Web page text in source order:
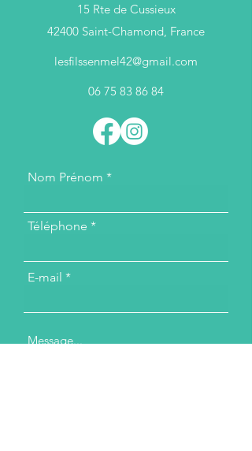
15 Rte de Cussieux
42400 Saint-Chamond, France
lesfilssenmel42@gmail.com
06 75 83 86 84
Nom Prénom
Téléphone
E-mail
Message...